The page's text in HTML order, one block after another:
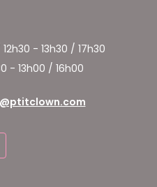
- 13h30 / 17h30
- 13h00 / 16h00